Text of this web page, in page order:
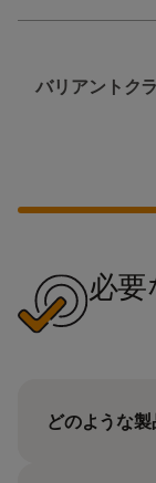
バリアントク
必要
どのような